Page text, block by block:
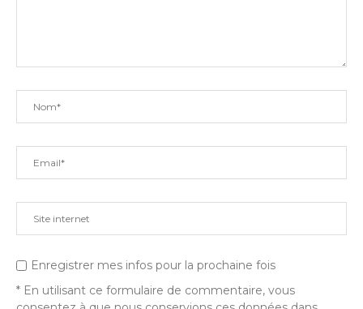
Enregistrer mes infos pour la prochaine fois
* En utilisant ce formulaire de commentaire, vous